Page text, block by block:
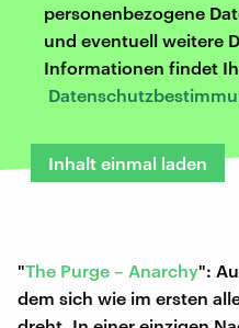
personenbezogene
und eventuell weitere
Informationen findet
Inhalt einmal laden
"The Purge – Anarchy":
dem sich wie im ersten